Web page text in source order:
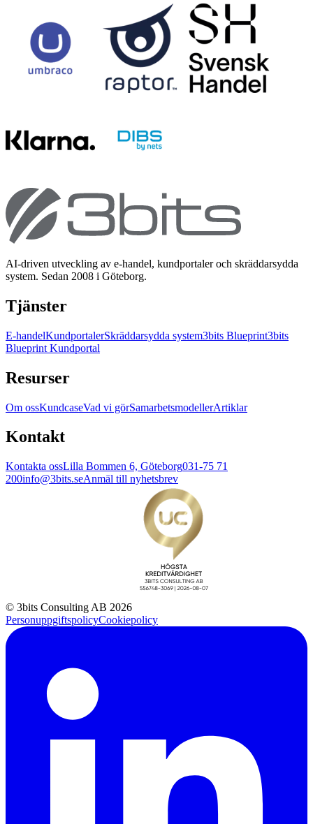
AI-driven utveckling av e-handel, kundportaler och skräddarsydda
system. Sedan 2008 i Göteborg.
Tjänster
E-handelKundportalerSkräddarsydda system3bits Blueprint3bits
Blueprint Kundportal
Resurser
Om ossKundcaseVad vi görSamarbetsmodellerArtiklar
Kontakt
Kontakta ossLilla Bommen 6, Göteborg031-75 71
200info@3bits.seAnmäl till nyhetsbrev
© 3bits Consulting AB 2026
PersonuppgiftspolicyCookiepolicy